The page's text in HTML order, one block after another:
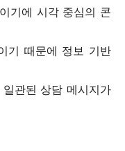
기에 시각 중심의 콘
기 때문에 정보 기반
관된 상담 메시지가